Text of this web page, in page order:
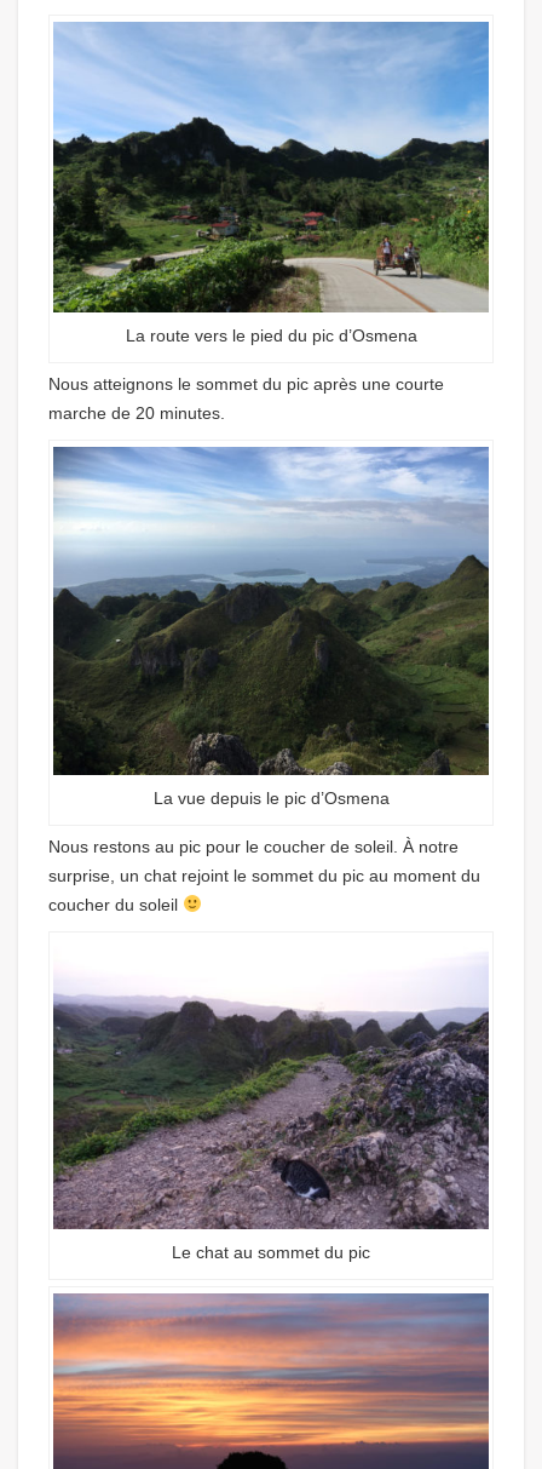
La route vers le pied du pic d’Osmena
Nous atteignons le sommet du pic après une courte
marche de 20 minutes.
La vue depuis le pic d’Osmena
Nous restons au pic pour le coucher de soleil. À notre
surprise, un chat rejoint le sommet du pic au moment du
coucher du soleil
Le chat au sommet du pic